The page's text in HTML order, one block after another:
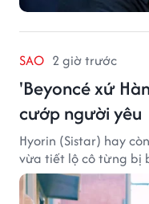
SAO 2 giờ trước
'Beyoncé xứ
cướp người yêu
Hyorin (Sistar) hay
vừa tiết lộ cô từng bị